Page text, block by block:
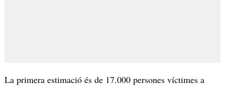
La primera estimació és de 17.000 persones víctimes a